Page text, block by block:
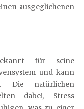
ausgeglichenen
für seine
und kann
Die natürlichen
dabei, Stress